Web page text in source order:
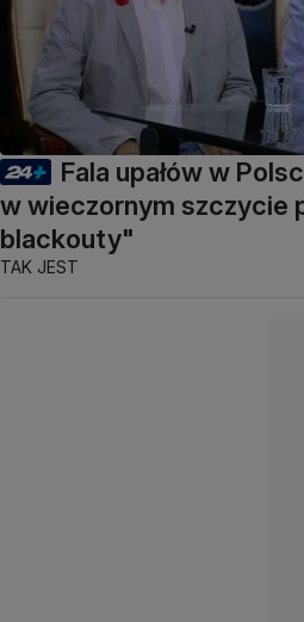
Fala upałów w
w wieczornym szczycie
blackouty"
TAK JEST